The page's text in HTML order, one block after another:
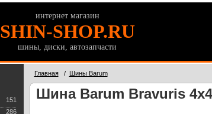
интернет магазин
SHIN-SHOP.RU
шины, диски, автозапчасти
151
286
Главная/ Шины Barum
Шина Barum Bravuris 4x4